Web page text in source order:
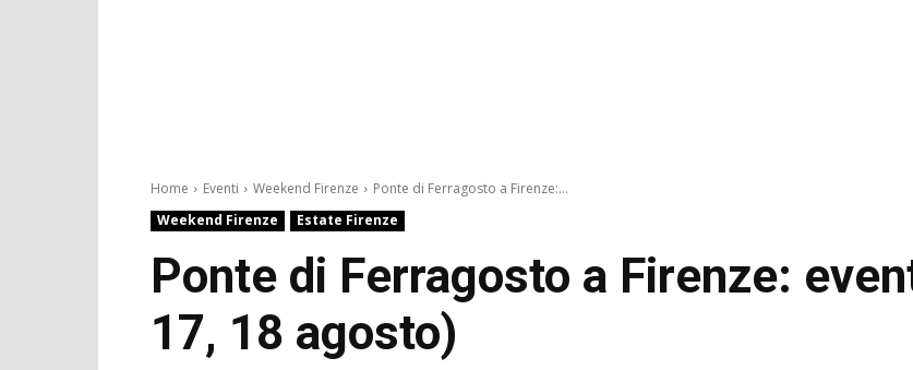
Home Eventi Weekend Firenze
Ponte di Ferragosto a Firenze:...
Weekend Firenze
Estate Firenze
Ponte di Ferragosto a Firenze:
17, 18 agosto)